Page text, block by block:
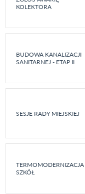
KOLEKTORA
BUDOWA KANALIZACJI
SANITARNEJ - ETAP II
SESJE RADY MIEJSKIEJ
TERMOMODERNIZACJA
SZKÓŁ